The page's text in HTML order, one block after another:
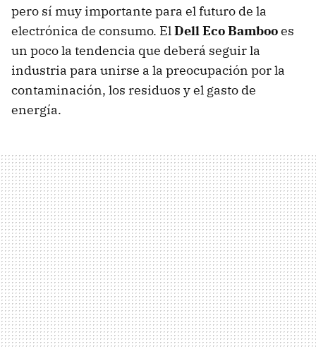
pero sí muy importante para el futuro de la
electrónica de consumo. ElDell Eco Bambooes
un poco la tendencia que deberá seguir la
industria para unirse a la preocupación por la
contaminación, los residuos y el gasto de
energía.